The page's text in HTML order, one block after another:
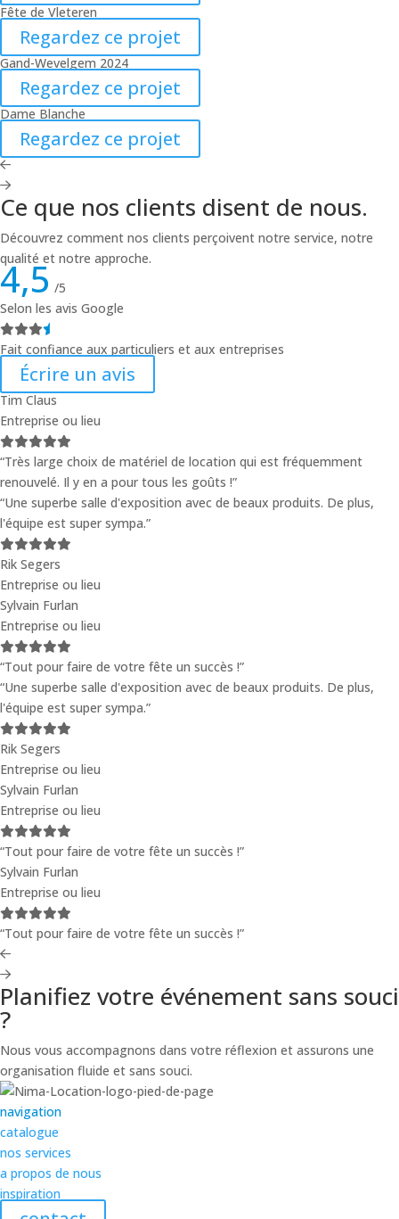
Fête de Vleteren
Regardez ce projet
Gand-Wevelgem 2024
Regardez ce projet
Dame Blanche
Regardez ce projet
Ce que nos clients disent de nous.
Découvrez comment nos clients perçoivent notre service, notre
qualité et notre approche.
4,5 /5
Selon les avis Google
Fait confiance aux particuliers et aux entreprises
Écrire un avis
Tim Claus
Entreprise ou lieu
“Très large choix de matériel de location qui est fréquemment
renouvelé. Il y en a pour tous les goûts !”
“Une superbe salle d'exposition avec de beaux produits. De plus,
l'équipe est super sympa.”
Rik Segers
Entreprise ou lieu
Sylvain Furlan
Entreprise ou lieu
“Tout pour faire de votre fête un succès !”
“Une superbe salle d'exposition avec de beaux produits. De plus,
l'équipe est super sympa.”
Rik Segers
Entreprise ou lieu
Sylvain Furlan
Entreprise ou lieu
“Tout pour faire de votre fête un succès !”
Sylvain Furlan
Entreprise ou lieu
“Tout pour faire de votre fête un succès !”
Planifiez votre événement sans souci
?
Nous vous accompagnons dans votre réflexion et assurons une
organisation fluide et sans souci.
navigation
catalogue
nos services
a propos de nous
inspiration